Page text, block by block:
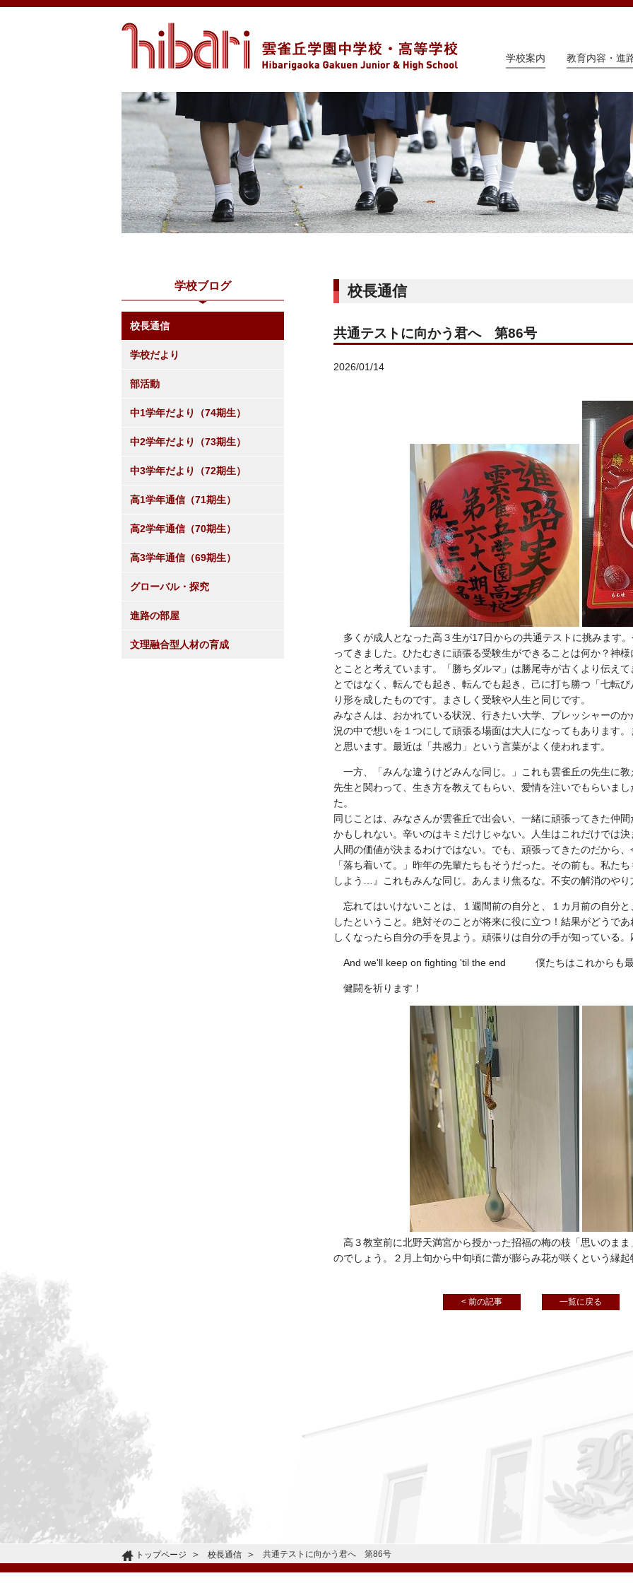
学校案内 教育内容・進
校長通信
共通テストに向かう君へ 第86号
2026/01/14
多くが成人となった高３生が17日からの共通テストに挑みます
ってきました。ひたむきに頑張る受験生ができることは何か？神
とことと考えています。「勝ちダルマ」は勝尾寺が古くより伝え
とではなく、転んでも起き、転んでも起き、己に打ち勝つ「七転
り形を成したものです。まさしく受験や人生と同じです。
みなさんは、おかれている状況、行きたい大学、プレッシャーの
況の中で想いを１つにして頑張る場面は大人になってもあります
と思います。最近は「共感力」という言葉がよく使われます。
一方、「みんな違うけどみんな同じ。」これも雲雀丘の先生に
先生と関わって、生き方を教えてもらい、愛情を注いでもらいま
た。
同じことは、みなさんが雲雀丘で出会い、一緒に頑張ってきた仲
かもしれない。辛いのはキミだけじゃない。人生はこれだけでは
人間の価値が決まるわけではない。でも、頑張ってきたのだから
「落ち着いて。」昨年の先輩たちもそうだった。その前も。私た
しよう…』これもみんな同じ。あんまり焦るな。不安の解消のや
忘れてはいけないことは、１週間前の自分と、１カ月前の自分
したということ。絶対そのことが将来に役に立つ！結果がどうで
しくなったら自分の手を見よう。頑張りは自分の手が知っている
And we'll keep on fighting 'til the end 僕たちはこれからも最
健闘を祈ります！
高３教室前に北野天満宮から授かった招福の梅の枝「思いのま
のでしょう。２月上旬から中旬頃に蕾が膨らみ花が咲くという縁
< 前の記事 一覧に戻る
学校ブログ
校長通信
学校だより
部活動
中1学年だより（74期生）
中2学年だより（73期生）
中3学年だより（72期生）
高1学年通信（71期生）
高2学年通信（70期生）
高3学年通信（69期生）
グローバル・探究
進路の部屋
文理融合型人材の育成
トップページ 校長通信 共通テストに向かう君へ 第86号